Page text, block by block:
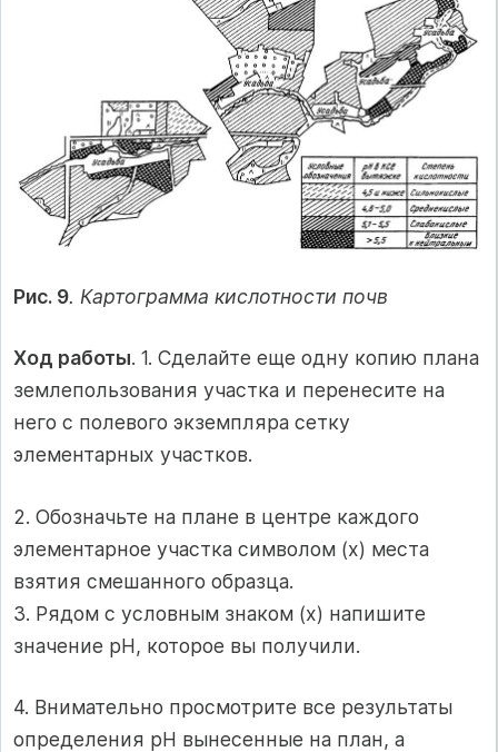
Рис. 9. Картограмма кислотности почв
Ход работы. 1. Сделайте еще одну копию плана
землепользования участка и перенесите на
него с полевого экземпляра сетку
элементарных участков.
2. Обозначьте на плане в центре каждого
элементарное участка символом (х) места
взятия смешанного образца.
3. Рядом с условным знаком (х) напишите
значение pH, которое вы получили.
4. Внимательно просмотрите все результаты
определения pH вынесенные на план, а